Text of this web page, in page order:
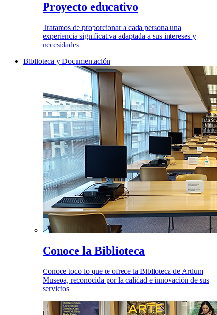
Proyecto educativo
Tratamos de proporcionar a cada persona una
experiencia significativa adaptada a sus intereses y
necesidades
Biblioteca y Documentación
Conoce la Biblioteca
Conoce todo lo que te ofrece la Biblioteca de Artium
Museoa, reconocida por la calidad e innovación de sus
servicios